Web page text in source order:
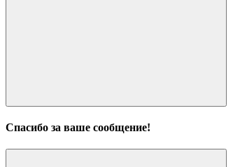
Спасибо за ваше сообщение!